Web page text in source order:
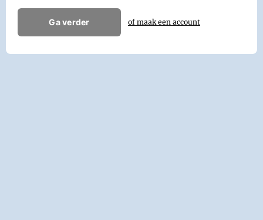
Ga verder of maak een account